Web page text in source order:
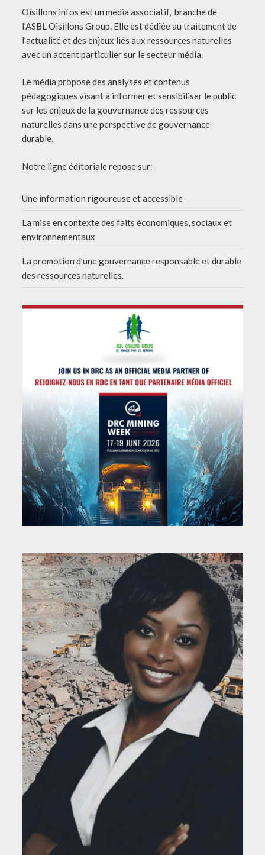
Oisillons infos est un média associatif, branche de
l’ASBL Oisillons Group. Elle est dédiée au traitement de
l’actualité et des enjeux liés aux ressources naturelles
avec un accent particulier sur le secteur média.
Le média propose des analyses et contenus
pédagogiques visant à informer et sensibiliser le public
sur les enjeux de la gouvernance des ressources
naturelles dans une perspective de gouvernance
durable.
Notre ligne éditoriale repose sur:
Une information rigoureuse et accessible
La mise en contexte des faits économiques, sociaux et
environnementaux
La promotion d’une gouvernance responsable et durable
des ressources naturelles.